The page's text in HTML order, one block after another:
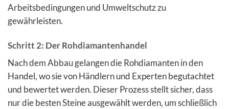
Arbeitsbedingungen und Umweltschutz zu
gewährleisten.
Schritt 2: Der Rohdiamantenhandel
Nach dem Abbau gelangen die Rohdiamanten in den
Handel, wo sie von Händlern und Experten begutachtet
und bewertet werden. Dieser Prozess stellt sicher, dass
nur die besten Steine ausgewählt werden, um schließlich